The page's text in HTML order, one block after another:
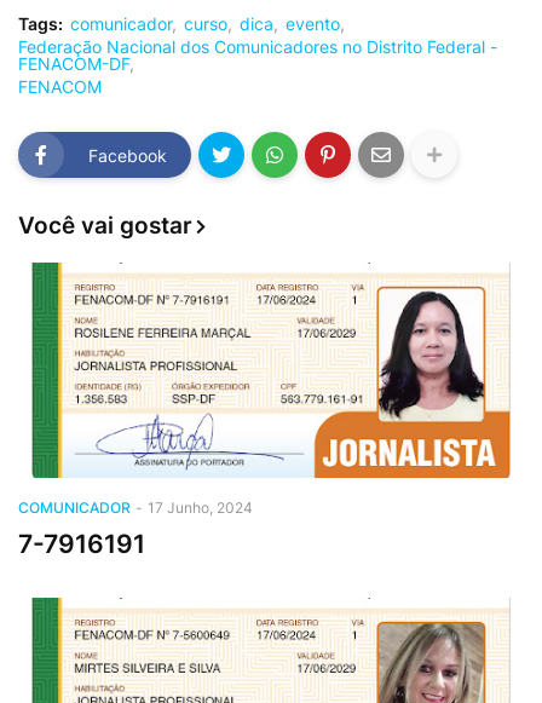
Tags: comunicador curso dica
evento
Federação Nacional dos Comunicadores no Distrito Federal -
FENACOM-DF
FENACOM
Facebook
Você vai gostar
COMUNICADOR - 17 Junho, 2024
7-7916191